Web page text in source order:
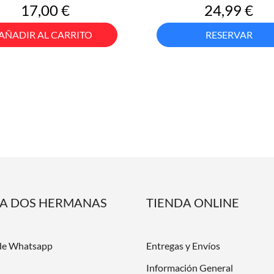
Precio
17,00 €
AL CARRITO
Precio
24,99 €
RESERVAR
DOS HERMANAS
Whatsapp
TIENDA ONLINE
Entregas y Envíos
Información General